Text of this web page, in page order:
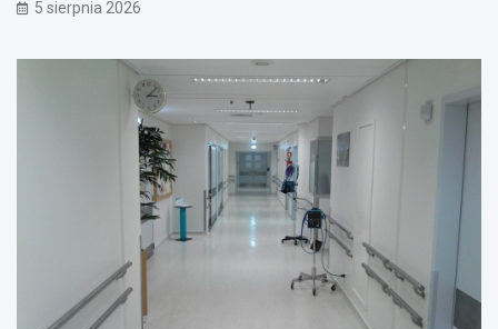
5 sierpnia 2026